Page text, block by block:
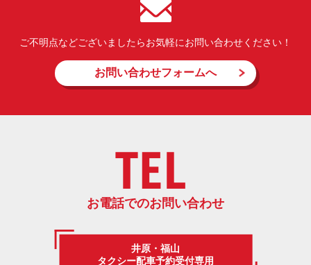
ご不明点などございましたらお気軽にお問い合わせください！
お問い合わせフォームへ
TEL
お電話でのお問い合わせ
井原・福山
タクシー配車予約受付専用